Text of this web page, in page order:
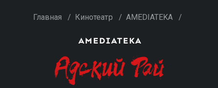
Главная / Кинотеатр / AMEDIATEKA /